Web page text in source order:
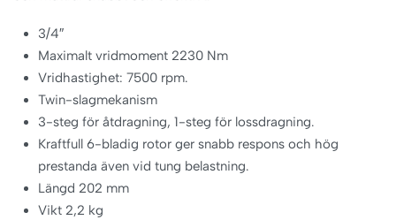
3/4″
Maximalt vridmoment 2230 Nm
Vridhastighet: 7500 rpm.
Twin-slagmekanism
3-steg för åtdragning, 1-steg för lossdragning.
Kraftfull 6-bladig rotor ger snabb respons och hög
prestanda även vid tung belastning.
Längd 202 mm
Vikt 2,2 kg